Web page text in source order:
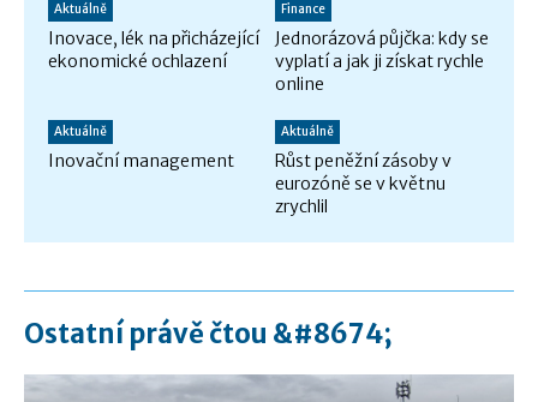
Aktuálně
Inovace, lék na přicházející
ekonomické ochlazení
Finance
Jednorázová půjčka: kdy se
vyplatí a jak ji získat rychle
online
Aktuálně
Inovační management
Aktuálně
Růst peněžní zásoby v
eurozóně se v květnu
zrychlil
Ostatní právě čtou &#8674;